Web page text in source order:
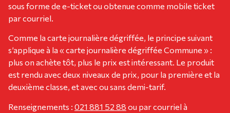
sous forme de e-ticket ou obtenue comme mobile ticket
par courriel.
Comme la carte journalière dégriffée, le principe suivant
s’applique à la « carte journalière dégriffée Commune » :
plus on achète tôt, plus le prix est intéressant. Le produit
est rendu avec deux niveaux de prix, pour la première et la
deuxième classe, et avec ou sans demi-tarif.
Renseignements : 021 881 52 88 ou par courriel à